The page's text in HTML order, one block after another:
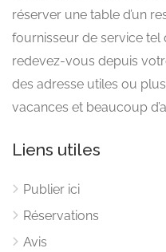
réserver une table d’un
fournisseur de service tel
redevez-vous depuis
des adresse utiles ou
vacances et beaucoup
Liens utiles
Publier ici
Réservations
Avis